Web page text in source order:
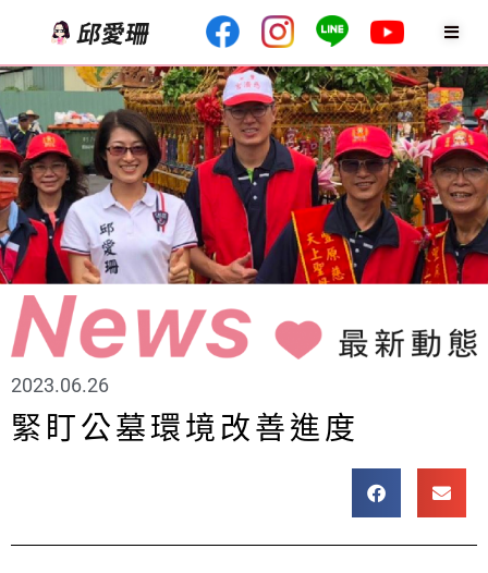
2023.06.26
緊盯公墓環境改善進度